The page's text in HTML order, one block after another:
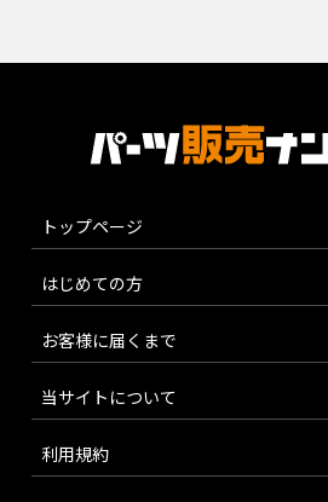
トップページ
はじめての方
お客様に届くまで
当サイトについて
利用規約